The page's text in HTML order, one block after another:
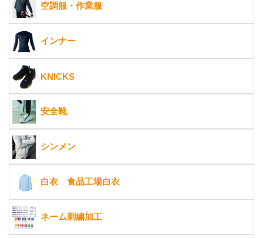
空調服・作業服
インナー
KNICKS
安全靴
シンメン
白衣 食品工場白衣
ネーム刺繍加工